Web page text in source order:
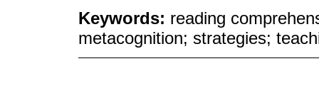
Keywords: reading
metacognition; strategies;